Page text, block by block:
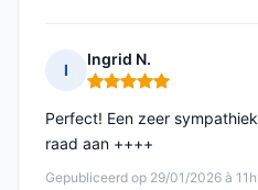
I
Ingrid N.
Opmerking: 5 van 5
Gepubliceerd op 29/01/2026 à
Perfect! Een zeer
raad aan ++++